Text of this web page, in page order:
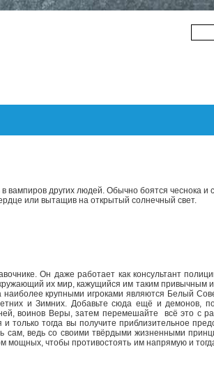
других людей. Обычно боятся чеснока
или вытащив на открытый солнечный свет.
Он даже работает как консультант
их мир, кажущийся им таким привычным
крупными игроками являются Белый
и Зимних. Добавьте сюда ещё и демонов,
воинов Веры, затем перемешайте всё это с
только тогда вы получите приблизительное
ведь со своими твёрдыми жизненными
мощных, чтобы противостоять им напрямую и